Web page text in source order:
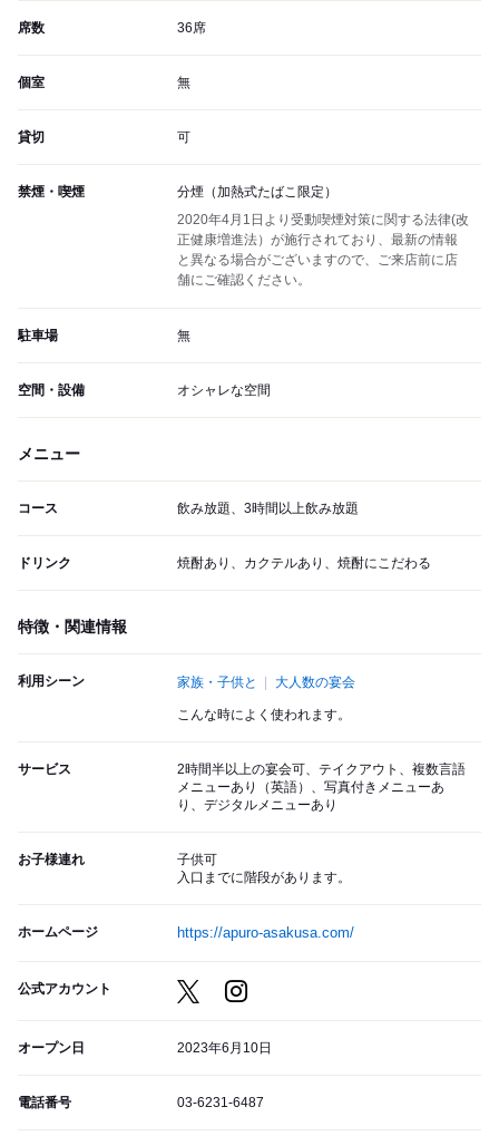
席数 36席
個室 無
貸切 可
禁煙・喫煙
分煙（加熱式たばこ限定）
2020年4月1日より受動喫煙対策に関する法律(改
正健康増進法）が施行されており、最新の情報
と異なる場合がございますので、ご来店前に店
舗にご確認ください。
駐車場 無
空間・設備 オシャレな空間
メニュー
コース 飲み放題、3時間以上飲み放題
ドリンク 焼酎あり、カクテルあり、焼酎にこだわる
特徴・関連情報
利用シーン 家族・子供と 大人数の宴会
こんな時によく使われます。
サービス
2時間半以上の宴会可、テイクアウト、複数言語
メニューあり（英語）、写真付きメニューあ
り、デジタルメニューあり
お子様連れ
子供可
入口までに階段があります。
ホームページ https://apuro-asakusa.com/
公式アカウント
オープン日 2023年6月10日
電話番号 03-6231-6487